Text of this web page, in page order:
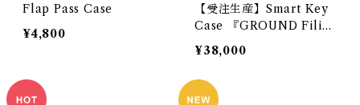
Flap Pass Case
¥4,800
【受注生産】Smart Key
Case 『GROUND Filigr
ee』
¥38,000